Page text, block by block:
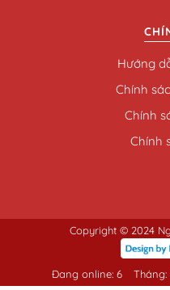
Hướng
Chính
Chính
Chính
Copyright © 2024
Đang online: 6 Tháng: